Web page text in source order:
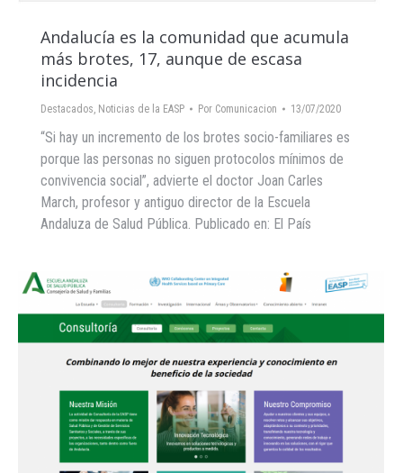
Andalucía es la comunidad que acumula
más brotes, 17, aunque de escasa
incidencia
Destacados, Noticias de la EASP Por Comunicacion 13/07/2020
“Si hay un incremento de los brotes socio-familiares es
porque las personas no siguen protocolos mínimos de
convivencia social”, advierte el doctor Joan Carles
March, profesor y antiguo director de la Escuela
Andaluza de Salud Pública. Publicado en: El País